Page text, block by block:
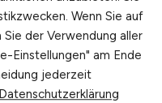
Wenn Sie auf
der Verwendung aller
Einstellungen" am Ende
jederzeit
Datenschutzerklärung